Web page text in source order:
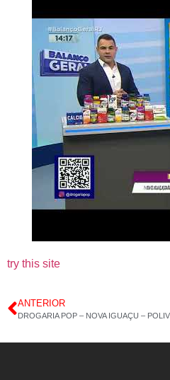
try this site
ANTERIOR
DROGARIA POP – NOVA IGUAÇU –